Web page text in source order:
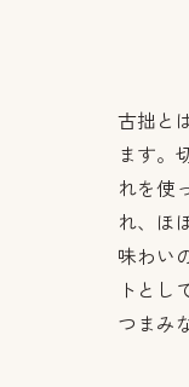
古拙と
ます。
れを使
れ、ほ
味わい
トとし
つまみ